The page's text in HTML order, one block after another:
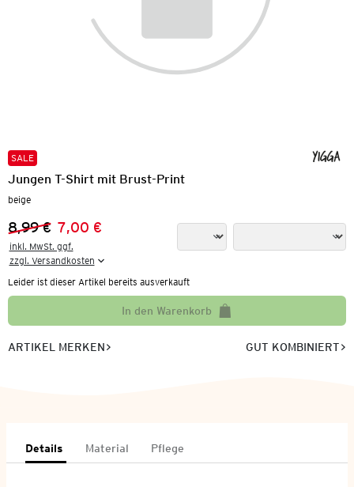
SALE
Jungen T-Shirt mit Brust-Print
beige
Vorheriger Preis:
8,99 €
Neuer Preis:
7,00 €
inkl. MwSt. ggf.
zzgl. Versandkosten
Leider ist dieser Artikel bereits ausverkauft
In den Warenkorb
ARTIKEL MERKEN GUT KOMBINIERT
Details Material Pflege